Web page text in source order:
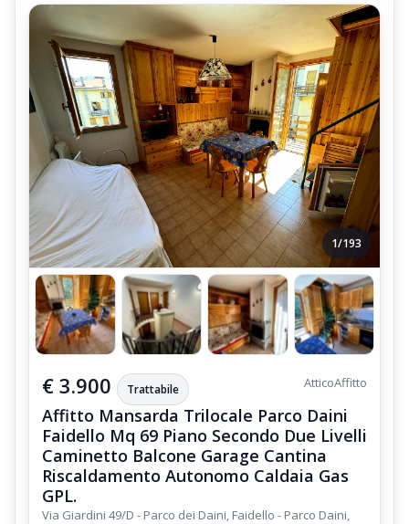
appoggiata al Muro
Termo-Caminetto installato nella Sala
Stufa Economica a Legna, installata nella Cucina Tinello.
Una Stufa a Pellet, installata al Piano Primo
La Produzione di Acqua Calda Sanitaria viene garantita da un
Boiler Elettrico da 100 Litri.
1/193
€ 3.900 Trattabile AtticoAffitto
Affitto Mansarda Trilocale Parco Daini
Faidello Mq 69 Piano Secondo Due Livelli
Caminetto Balcone Garage Cantina
Riscaldamento Autonomo Caldaia Gas
GPL.
Via Giardini 49/D - Parco dei Daini, Faidello - Parco Daini,